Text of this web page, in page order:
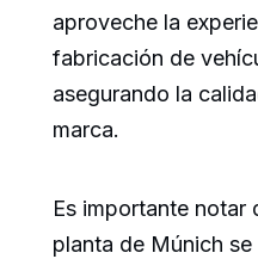
aproveche la
fabricación de
asegurando la
marca.
Es importante notar
planta de Múnich se